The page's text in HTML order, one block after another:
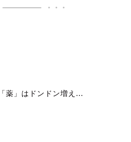
「薬」はドンドン増え...